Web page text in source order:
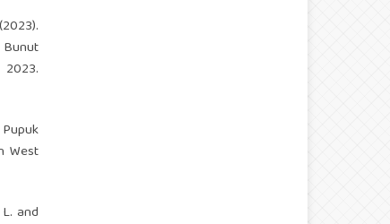
West
and